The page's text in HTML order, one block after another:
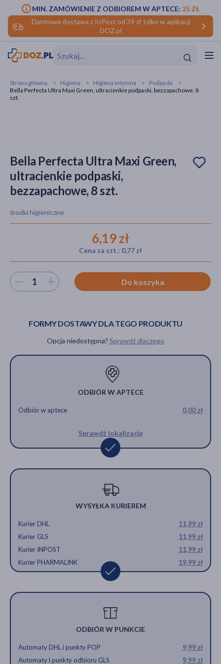
Darmowa dostawa z InPost od 39 zł tylko w aplikacji
DOZ.pl
MIN. ZAMÓWIENIE Z ODBIOREM W APTECE: 25 ZŁ
Strona główna Higiena Higiena intymna
Podpaski
Bella Perfecta Ultra Maxi Green, ultracienkie podpaski, bezzapachowe, 8
szt.
Bella Perfecta Ultra Maxi Green,
ultracienkie podpaski,
bezzapachowe, 8 szt.
środki higieniczne
6,19 zł
Cena za szt.: 0,77 zł
Wybierz ilość Do koszyka
FORMY DOSTAWY DLA TEGO PRODUKTU
Opcja niedostępna? Sprawdź dlaczego
ODBIÓR W APTECE
Odbiór w aptece 0,00 zł
Sprawdź lokalizację
WYSYŁKA KURIEREM
Kurier DHL
11,99 zł
Kurier GLS
11,99 zł
Kurier INPOST
11,99 zł
Kurier PHARMALINK
19,99 zł
ODBIÓR W PUNKCIE
Automaty DHL i punkty POP
9,99 zł
Automaty i punkty odbioru GLS
9,99 zł